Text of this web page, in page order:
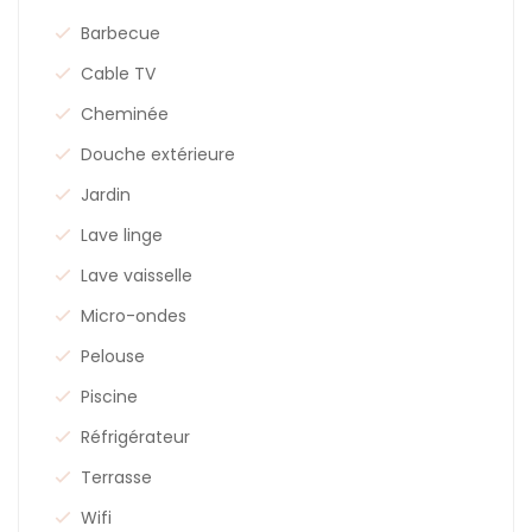
Barbecue
Cable TV
Cheminée
Douche extérieure
Jardin
Lave linge
Lave vaisselle
Micro-ondes
Pelouse
Piscine
Réfrigérateur
Terrasse
Wifi